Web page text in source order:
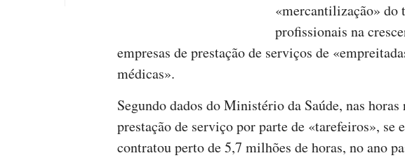
«mercantilização» do
profissionais na
empresas de prestação de serviços de
médicas».
Segundo dados do Ministério da Saúde, nas
prestação de serviço por parte de «tarefeiros», se
contratou perto de 5,7 milhões de horas, no ano